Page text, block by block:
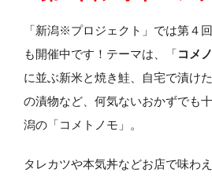
「新潟※プロジェクト」では第４
も開催中です！テーマは、「コメ
に並ぶ新米と焼き鮭、自宅で漬け
の漬物など、何気ないおかずでも
潟の「コメトノモ」。
タレカツや本気丼などお店で味わ